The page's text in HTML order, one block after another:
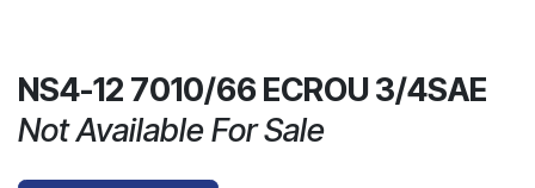
NS4-12 7010/66 ECROU 3/4SAE
Not Available For Sale